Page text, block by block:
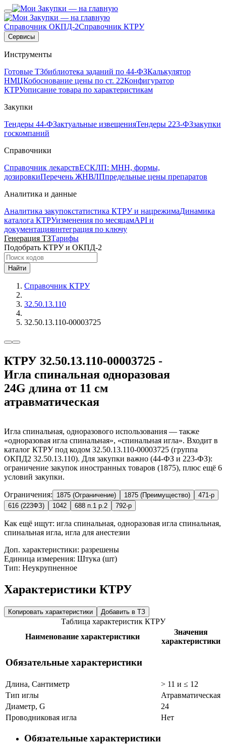
Справочник ОКПД-2Справочник КТРУ
Сервисы
Инструменты
Готовые ТЗбиблиотека заданий по 44-ФЗКалькулятор
НМЦКобоснование цены по ст. 22Конфигуратор
КТРУописание товара по характеристикам
Закупки
Тендеры 44-ФЗактуальные извещенияТендеры 223-ФЗзакупки
госкомпаний
Справочники
Справочник лекарствЕСКЛП: МНН, формы,
дозировкиПеречень ЖНВЛПпредельные цены препаратов
Аналитика и данные
Аналитика закупокстатистика КТРУ и нацрежимаДинамика
каталога КТРУизменения по месяцамAPI и
документацияинтеграция по ключу
Генерация ТЗТарифы
Подобрать КТРУ и ОКПД-2
Найти
Справочник КТРУ
32.50.13.110
32.50.13.110-00003725
КТРУ 32.50.13.110-00003725 -
Игла спинальная одноразовая
24G длина от 11 см
атравматическая
Игла спинальная, одноразового использования — также
«одноразовая игла спинальная», «спинальная игла». Входит в
каталог КТРУ под кодом 32.50.13.110-00003725 (группа
ОКПД2 32.50.13.110). Для закупки важно (44-ФЗ и 223-ФЗ):
ограничение закупок иностранных товаров (1875), плюс ещё 6
условий закупки.
Ограничения: 1875 (Ограничение) 1875 (Преимущество)
471-р
616 (223ФЗ)
1042 688 п.1 р.2 792-р
Как ещё ищут: игла спинальная, одноразовая игла спинальная,
спинальная игла, игла для анестезии
Доп. характеристики: разрешены
Единица измерения: Штука (шт)
Тип: Неукрупненное
Характеристики КТРУ
Копировать характеристики Добавить в ТЗ
Таблица характеристик КТРУ
Наименование характеристики
Значения
характеристики
Обязательные характеристики
Длина, Сантиметр
> 11 и ≤ 12
Тип иглы
Атравматическая
Диаметр, G
24
Проводниковая игла
Нет
Обязательные характеристики